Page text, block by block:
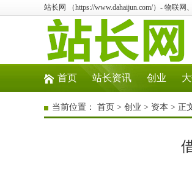
站长网 （https://www.dahaijun.com/）- 物联
首页 站长资讯 创业
当前位置： 首页 > 创业 > 资本 > 正